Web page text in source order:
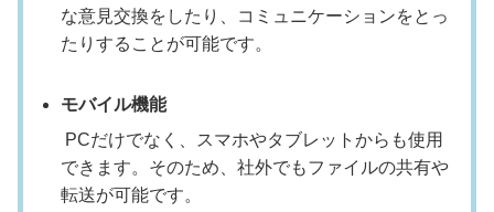
な意見交換をしたり、コミュニケーションをとっ
たりすることが可能です。
モバイル機能
PCだけでなく、スマホやタブレットからも使用
できます。そのため、社外でもファイルの共有や
転送が可能です。